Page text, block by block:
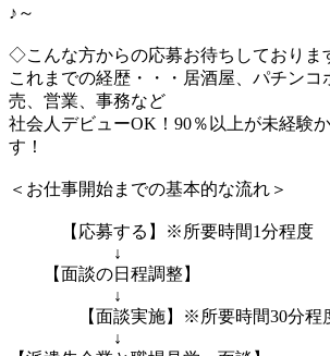
♪～
◇こんな方からの応募お待ちしており
これまでの経歴・・・居酒屋、パチンコ
売、営業、事務など
社会人デビューOK！90％以上が未経験
す！
＜お仕事開始までの基本的な流れ＞
【応募する】※所要時間1分程度
↓
【面談の日程調整】
↓
【面談実施】※所要時間30分程
↓